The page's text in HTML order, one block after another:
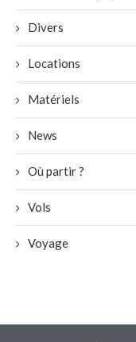
Divers
Locations
Matériels
News
Où partir ?
Vols
Voyage